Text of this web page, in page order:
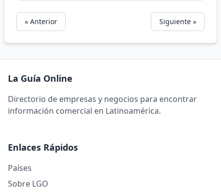
« Anterior Siguiente »
La Guía Online
Directorio de empresas y negocios para encontrar
información comercial en Latinoamérica.
Enlaces Rápidos
Países
Sobre LGO